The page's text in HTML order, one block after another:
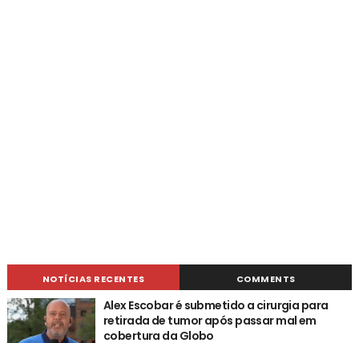
NOTÍCIAS RECENTES COMMENTS
Alex Escobar é submetido a cirurgia para
retirada de tumor após passar mal em
cobertura da Globo